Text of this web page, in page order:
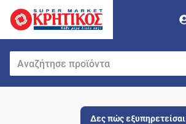
Δες πώς εξυπηρετείσαι